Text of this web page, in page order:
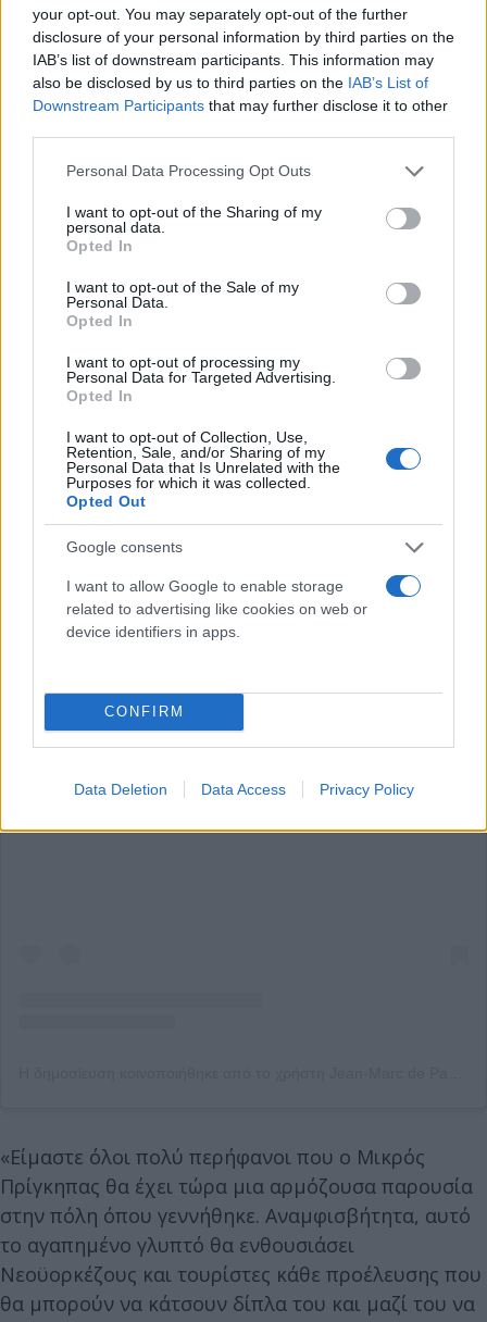
your opt-out. You may separately opt-out of the further
disclosure of your personal information by third parties on the
IAB’s list of downstream participants. This information may
also be disclosed by us to third parties on the IAB’s List of
Downstream Participants that may further disclose it to other
Please note that this website/app uses one or more Google
not limited to your visit or usage behaviour. You may click to
grant or deny consent to Google and its third-party tags to
use your data for below specified purposes in below Google
consent section.
Personal Data Processing Opt Outs
I want to opt-out of the Sharing of my
personal data.
Opted In
I want to opt-out of the Sale of my
Personal Data.
Opted In
I want to opt-out of processing my
Personal Data for Targeted Advertising.
Opted In
I want to opt-out of Collection, Use,
Retention, Sale, and/or Sharing of my
Personal Data that Is Unrelated with the
Purposes for which it was collected.
Opted Out
Google consents
I want to allow Google to enable storage
related to advertising like cookies on web or
device identifiers in apps.
CONFIRM
Data Deletion Data Access Privacy Policy
πολυπολιτισμικότητά της, είναι ένα χαρμάνι
διαφόρων κουλτούρων» είπε ο Jean-Hugues
Monier, μέλος του ΔΣ της American Society of Le
Souvenir Français. «"Ο Μικρός Πρίγκηπας" είναι ένα
που μας θυμίζει ότι εμείς οι άνθρωποι είμαστε
όλοι συνδεδεμένοι, ακόμη κι αν προερχόμαστε από
διαφορετικά παρελθόντα».
Το άγαλμα δημιούργησε ο Γάλλος καλλιτέχνης
Jean-Marc de Pas από πηλό και το χύτευσε σε
ορείχαλκο στο στούντιό του στη Νορμανδία. Με
ύψος 1,21 μέτρα, έχει κουρνιάσει στο τοίχο που
στην Upper East Side.
«Είμαστε όλοι πολύ περήφανοι που ο Μικρός
Πρίγκηπας θα έχει τώρα μια αρμόζουσα παρουσία
στην πόλη όπου γεννήθηκε. Αναμφισβήτητα, αυτό
το αγαπημένο γλυπτό θα ενθουσιάσει
Νεοϋορκέζους και τουρίστες κάθε προέλευσης που
θα μπορούν να κάτσουν δίπλα του και μαζί του να